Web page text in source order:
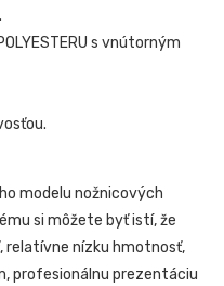
s vnútorným
modelu nožnicových
si môžete byť istí, že
nízku hmotnosť,
profesionálnu prezentáciu